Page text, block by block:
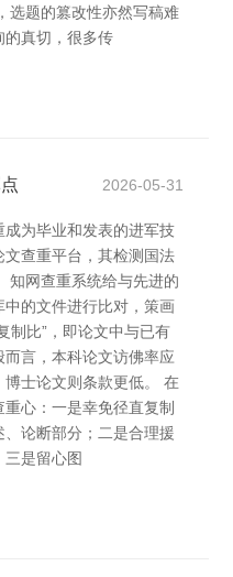
选题的篡改性亦然写稿难
的真切，很多传
2026-05-31
为毕业和发表的进军技
查重平台，其检测国法
知网查重系统给与先进的
的文件进行比对，策画
制比”，即论文中与已有
言，本科论文访佛率应
士论文则条款更低。 在
心：一是幸免径直复制
论断部分；二是合理援
三是留心图